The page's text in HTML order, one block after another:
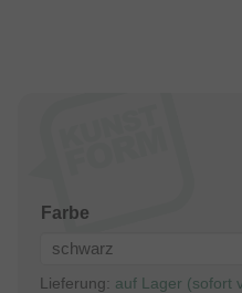
Farbe
schwarz
Lieferung: auf Lager (sofort